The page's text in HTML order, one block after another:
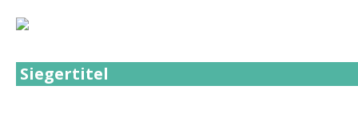
Siegertitel